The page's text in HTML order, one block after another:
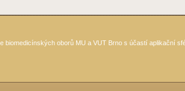
biomedicínských oborů MU a VUT Brno s účastí aplikační